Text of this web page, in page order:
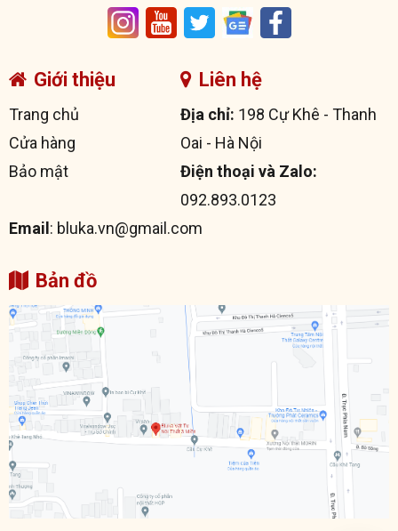
Giới thiệu
Trang chủ
Cửa hàng
Bảo mật
Liên hệ
Địa chỉ: 198 Cự Khê - Thanh
Oai - Hà Nội
Điện thoại và Zalo:
092.893.0123
Email : bluka.vn@gmail.com
Bản đồ